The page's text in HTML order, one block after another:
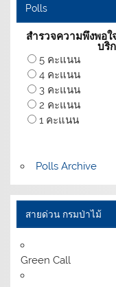
Polls
สำรวจความพึงพอ
บริ
5 คะแนน
4 คะแนน
3 คะแนน
2 คะแนน
1 คะแนน
Polls Archive
สายด่วน กรมป่าไม้
Green Call